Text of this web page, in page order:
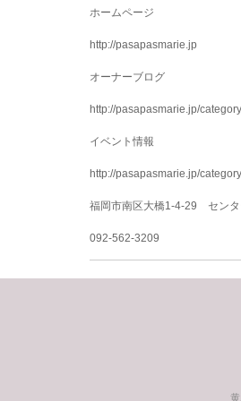
ホームページ
http://pasapasmarie.jp
オーナーブログ
http://pasapasmarie.jp/
イベント情報
http://pasapasmarie.jp/
福岡市南区大橋1-4-29 センタ
092-562-3209